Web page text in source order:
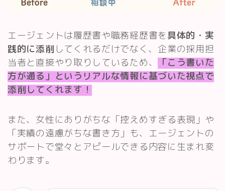
エージェントは履歴書や職務経歴書を 具体的・実
践的に添削 してくれるだけでなく、企業の採用担
当者と直接やり取りしているため、
「こう書いた
方が通る」というリアルな情報に基づいた視点で
添削してくれます！
また、女性にありがちな「控えめすぎる表現」や
「実績の遠慮がちな書き方」も、エージェントの
サポートで堂々とアピールできる内容に生まれ変
わります。